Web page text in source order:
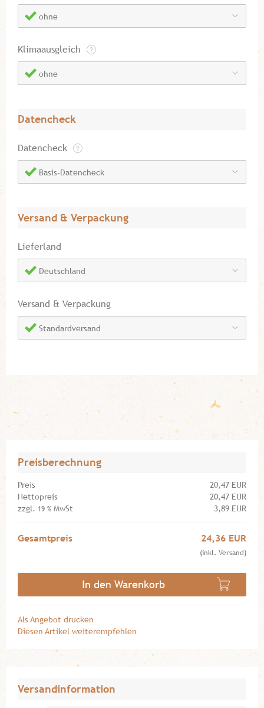
ohne
Klimaausgleich
ohne
Datencheck
Datencheck
Basis-Datencheck
Versand & Verpackung
Lieferland
Deutschland
Versand & Verpackung
Standardversand
Preisberechnung
Preis
20,47 EUR
Nettopreis
20,47 EUR
zzgl. 19 % MwSt 3,89 EUR
Gesamtpreis 24,36 EUR
(inkl. Versand)
In den Warenkorb
Als Angebot drucken
Diesen Artikel weiterempfehlen
Versandinformation